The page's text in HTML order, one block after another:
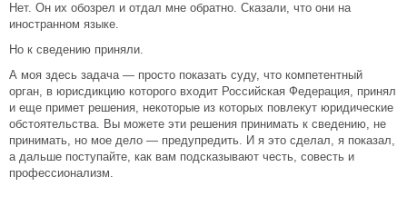
Нет. Он их обозрел и отдал мне обратно. Сказали, что они на
иностранном языке.
Но к сведению приняли.
А моя здесь задача — просто показать суду, что компетентный
орган, в юрисдикцию которого входит Российская Федерация, принял
и еще примет решения, некоторые из которых повлекут юридические
обстоятельства. Вы можете эти решения принимать к сведению, не
принимать, но мое дело — предупредить. И я это сделал, я показал,
а дальше поступайте, как вам подсказывают честь, совесть и
профессионализм.